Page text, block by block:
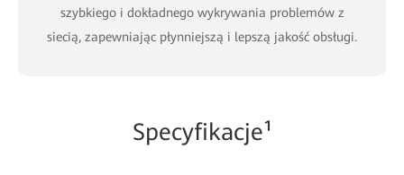
szybkiego i dokładnego wykrywania problemów z
siecią, zapewniając płynniejszą i lepszą jakość obsługi.
Specyfikacje¹